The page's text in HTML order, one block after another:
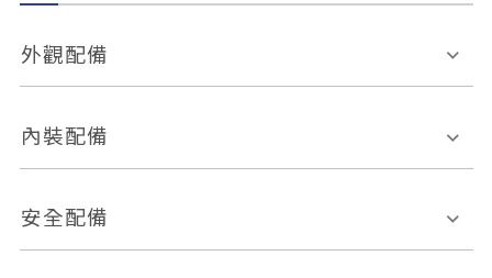
外觀配備
電動天窗
後視鏡方向指示燈
內裝配備
多功能方向盤
安全配備